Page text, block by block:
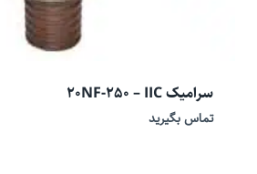
سرامیک 20NF-250 – IIC
تماس بگیرید